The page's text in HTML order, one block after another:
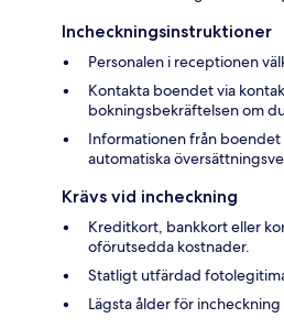
Incheckningsinstruktioner
Personalen i receptionen
Kontakta boendet via
bokningsbekräftelsen om
Informationen från boendet
automatiska
Krävs vid incheckning
Kreditkort, bankkort eller
oförutsedda kostnader.
Statligt utfärdad
Lägsta ålder för incheckning